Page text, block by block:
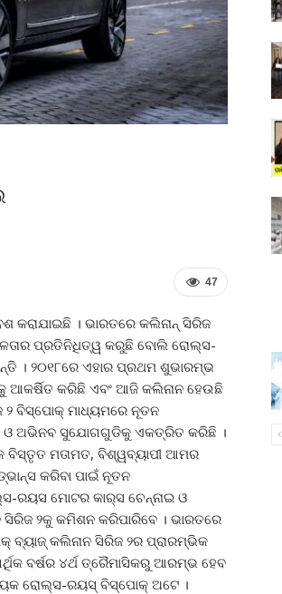
47
। ଭାରତରେ କଲିନାନ୍ ସିରିଜ
ପ୍ରତିନିଧିତ୍ୱ କରୁଛି ବୋଲି ରୋଲ୍‌ସ-
। ୨୦୧୮ରେ ଏହାର ପ୍ରଥମ ଶୁଭାରମ୍ଭ
କରିଛି ଏବଂ ଆଜି କଲିନାନ ହେଉଛି
୨ ବିସ୍ପୋକ୍ ମାଧ୍ୟମରେ ନୂତନ
ଓ ଅଭିନବ ସୁଯୋଗଗୁଡିକୁ ଏକତ୍ରିତ କରିଛି ।
ବିସ୍ତୃତ ମତାମତ, ବିଶ୍ୱବ୍ୟାପୀ ଆମର
କରିବା ପାଇଁ ନୂତନ
ରୟସ ମୋଟର କାର୍‌ସ ଚେନ୍ନାଇ ଓ
୨କୁ କମିଶନ କରିପାରିବେ । ଭାରତରେ
ବ୍ୟାଜ୍ କଲିନାନ ସିରିଜ ୨ର ପ୍ରାରମ୍ଭିକ
ବର୍ଷର ୪ର୍ଥ ତ୍ରୈମାସିକରୁ ଆରମ୍ଭ ହେବ
ରୋଲ୍‌ସ-ରୟସ୍ ବିସ୍ପୋକ୍ ଅଟେ ।